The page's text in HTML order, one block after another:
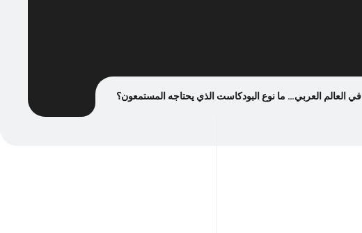
في العالم العربي… ما نوع البودكاست الذي يحتاجه المستمعون؟